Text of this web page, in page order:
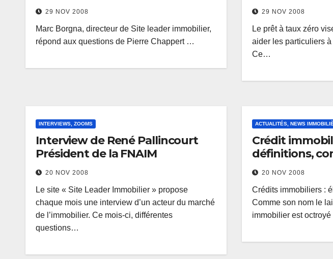
29 NOV 2008
Marc Borgna, directeur de Site leader immobilier,
répond aux questions de Pierre Chappert …
29 NOV 2008
Le prêt à taux zéro
aider les particuliers
Ce…
INTERVIEWS, ZOOMS
Interview de René Pallincourt
Président de la FNAIM
20 NOV 2008
Le site « Site Leader Immobilier » propose
chaque mois une interview d’un acteur du marché
de l’immobilier. Ce mois-ci, différentes
questions…
ACTUALITÉS, NEWS
Crédit
définitions,
20 NOV 2008
Crédits immobiliers :
Comme son nom le
immobilier est